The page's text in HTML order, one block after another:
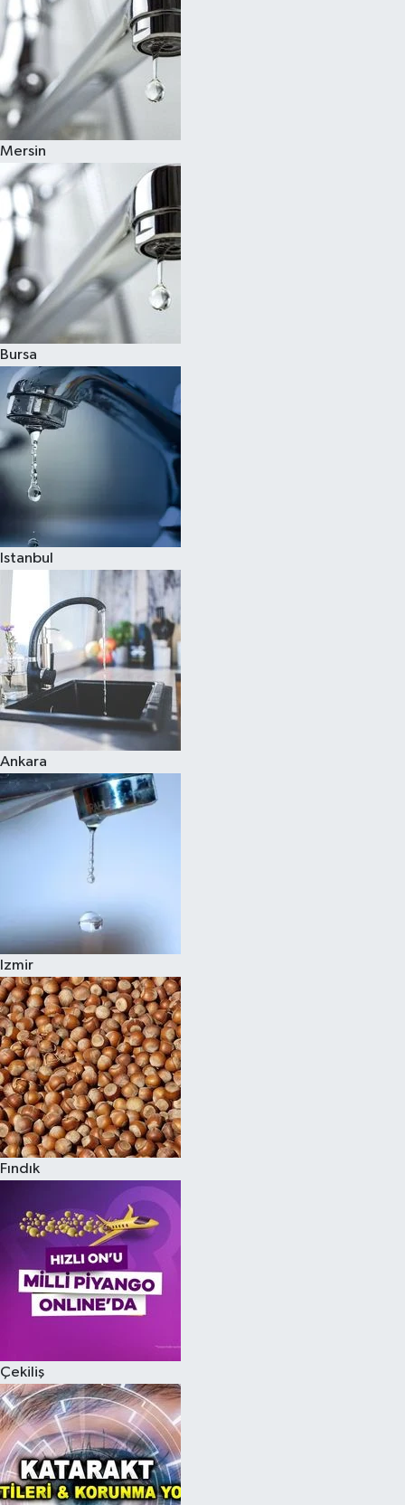
Mersin
Bursa
Istanbul
Ankara
Izmir
Fındık
Çekiliş